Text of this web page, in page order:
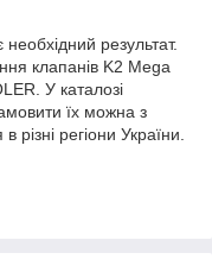
результат.
клапанів K2 Mega
У каталозі
їх можна з
регіони України.